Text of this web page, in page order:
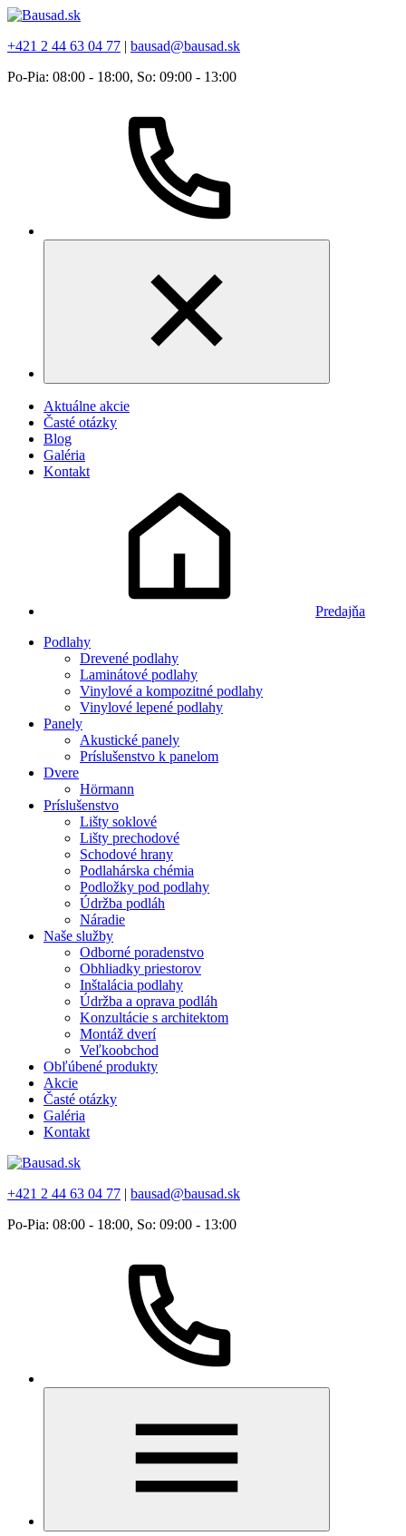
+421 2 44 63 04 77 | bausad@bausad.sk
Po-Pia: 08:00 - 18:00, So: 09:00 - 13:00
Aktuálne akcie
Časté otázky
Blog
Galéria
Kontakt
Predajňa
Podlahy
Drevené podlahy
Laminátové podlahy
Vinylové a kompozitné podlahy
Vinylové lepené podlahy
Panely
Akustické panely
Príslušenstvo k panelom
Dvere
Hörmann
Príslušenstvo
Lišty soklové
Lišty prechodové
Schodové hrany
Podlahárska chémia
Podložky pod podlahy
Údržba podláh
Náradie
Naše služby
Odborné poradenstvo
Obhliadky priestorov
Inštalácia podlahy
Údržba a oprava podláh
Konzultácie s architektom
Montáž dverí
Veľkoobchod
Obľúbené produkty
Akcie
Časté otázky
Galéria
Kontakt
+421 2 44 63 04 77 | bausad@bausad.sk
Po-Pia: 08:00 - 18:00, So: 09:00 - 13:00